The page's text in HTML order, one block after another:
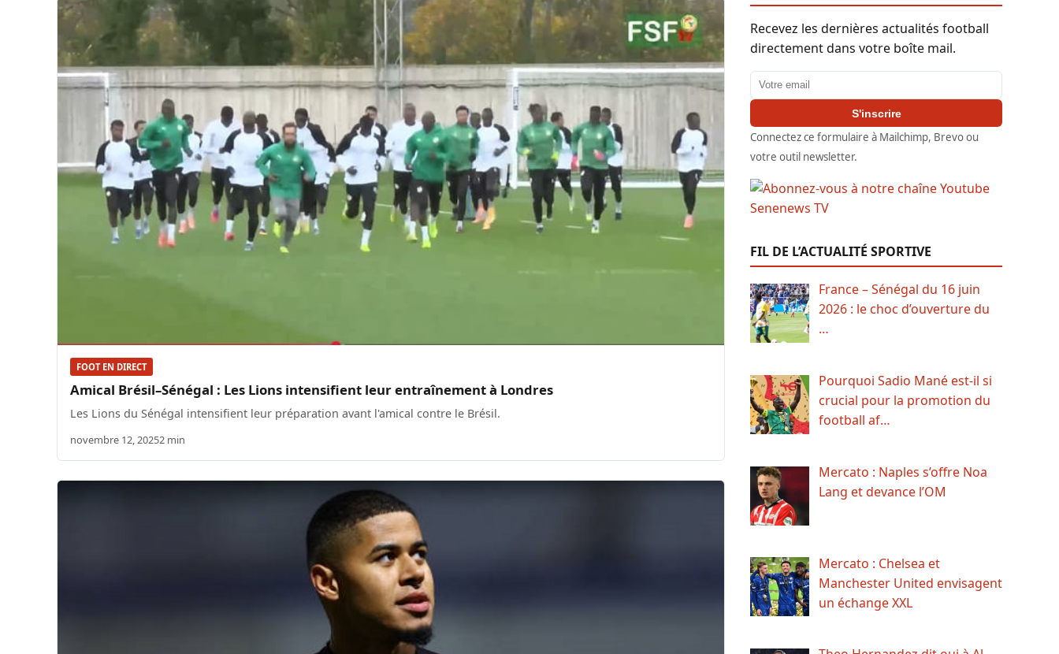
FOOT EN DIRECT
Amical Brésil–Sénégal : Les Lions intensifient leur entraînement à Londres
Les Lions du Sénégal intensifient leur préparation avant l'amical contre le Brésil.
novembre 12, 20252 min
Recevez les dernières actualités football
directement dans votre boîte mail.
Adresse email
S'inscrire
Connectez ce formulaire à Mailchimp, Brevo ou
votre outil newsletter.
FIL DE L’ACTUALITÉ SPORTIVE
France – Sénégal du 16 juin
2026 : le choc d’ouverture du
…
Pourquoi Sadio Mané est-il si
crucial pour la promotion du
football af…
Mercato : Naples s’offre Noa
Lang et devance l’OM
Mercato : Chelsea et
Manchester United envisagent
un échange XXL